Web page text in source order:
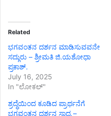
Related
ಭಗವಂತನ ದರ್ಶನ ಮಾಡಿಸುವವನೇ
ಸದ್ಗುರು – ಶ್ರೀಮತಿ ಜಿ.ಯಶೋಧಾ
ಪ್ರಕಾಶ್.
July 16, 2025
In "ಲೋಕಲ್"
ಶ್ರದ್ಧೆಯಿಂದ ಕೂಡಿದ ಪ್ರಾರ್ಥನೆಗೆ
ಭಗವಂತನ ದರ್ಶನ ಸಾಧ್ಯ –